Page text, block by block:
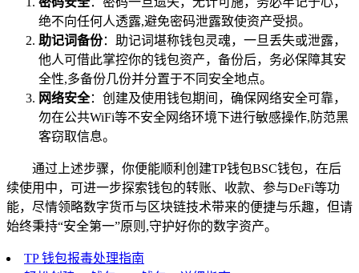
绝不向任何人透露,避免密码泄露致使资产受损。
助记词备份：助记词堪称钱包灵魂，一旦丢失或泄露，
他人可借此掌控你的钱包资产，备份后，务必保障其安
全性,多备份几份并分置于不同安全地点。
网络安全：创建及使用钱包期间，确保网络安全可靠，
勿在公共WiFi等不安全网络环境下进行敏感操作,防范黑
客窃取信息。
通过上述步骤，你便能顺利创建TP钱包BSC钱包，在后
续使用中，可进一步探索钱包的转账、收款、参与DeFi等功
能，尽情领略数字货币与区块链技术带来的便捷与乐趣，但请
始终秉持“安全第一”原则,守护好你的数字资产。
TP 钱包报毒处理指南